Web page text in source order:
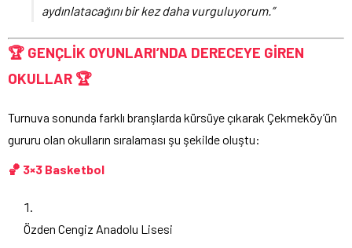
aydınlatacağını bir kez daha vurguluyorum.”
🏆 GENÇLİK OYUNLARI’NDA DERECEYE GİREN
OKULLAR 🏆
Turnuva sonunda farklı branşlarda kürsüye çıkarak Çekmeköy’ün
gururu olan okulların sıralaması şu şekilde oluştu:
🏀 3×3 Basketbol
Özden Cengiz Anadolu Lisesi